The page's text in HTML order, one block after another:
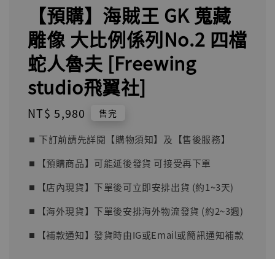
【預購】海賊王 GK 蒐藏
雕像 大比例係列No.2 四檔
蛇人魯夫 [Freewing
studio飛翼社]
Regular
NT$ 5,980 售完
⏹︎ 下訂前請先詳閱【購物須知】及【售後服務】
⏹︎【預購商品】可能延後發貨 可接受再下單
⏹︎【店內現貨】下單後可立即安排出貨 (約1~3天)
⏹︎【海外現貨】下單後安排海外物流發貨 (約2~3週)
⏹︎【補款通知】發貨時由IG或Email或簡訊通知補款